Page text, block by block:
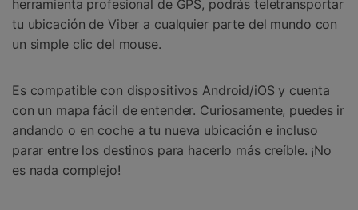
herramienta profesional de GPS, podrás teletransportar
tu ubicación de Viber a cualquier parte del mundo con
un simple clic del mouse.
Es compatible con dispositivos Android/iOS y cuenta
con un mapa fácil de entender. Curiosamente, puedes ir
andando o en coche a tu nueva ubicación e incluso
parar entre los destinos para hacerlo más creíble. ¡No
es nada complejo!